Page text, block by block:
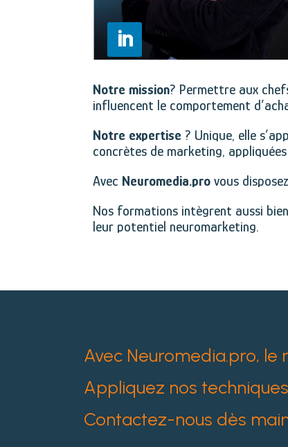
Suivre
Notre mission? Permettre aux
influencent le comportement
Notre expertise ? Unique, elle
concrètes de marketing,
Avec Neuromedia.pro vous
Nos formations intègrent aussi
leur potentiel neuromarketing.
Avec Neuromedia.pro, le
Appliquez nos
Contactez-nous dès